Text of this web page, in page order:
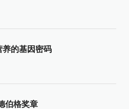
养的基因密码
伯格奖章